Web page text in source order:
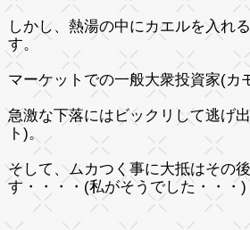
しかし、熱湯の中にカエルを入れ
す。
マーケットでの一般大衆投資家(カ
急激な下落にはビックリして逃げ
ト)。
そして、ムカつく事に大抵はその
す・・・・(私がそうでした・・・)